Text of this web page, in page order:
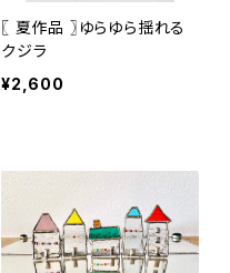
〖 夏作品 〗ゆらゆら揺れる
クジラ
¥2,600